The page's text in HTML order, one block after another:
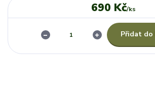
690 Kč/ks
Přidat do